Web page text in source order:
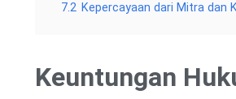
7.2 Kepercayaan dari Mitra dan
Keuntungan